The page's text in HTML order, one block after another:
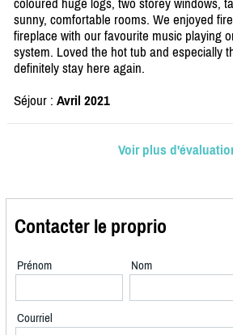
coloured huge logs, two storey windows,
sunny, comfortable rooms. We enjoyed
fireplace with our favourite music playing
system. Loved the hot tub and especially
definitely stay here again.
Séjour : Avril 2021
Voir plus
Contacter le proprio
Prénom Nom
Courriel